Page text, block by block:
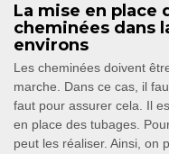
La mise en place
cheminées dans
environs
Les cheminées doivent
marche. Dans ce cas, il
faut pour assurer cela. Il
en place des tubages.
peut les réaliser. Ainsi, on